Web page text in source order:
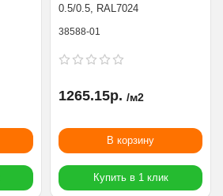
0.5/0.5, RAL7024
38588-01
1265.15р. /м2
В корзину
Купить в 1 клик